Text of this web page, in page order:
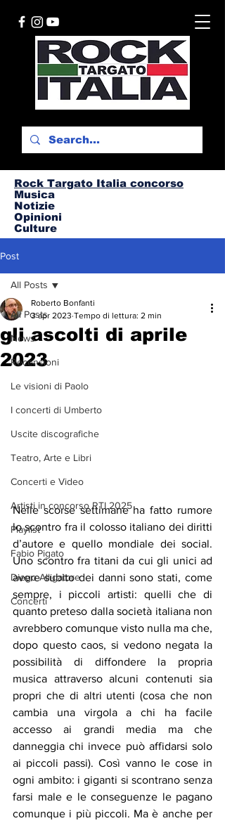
Rock Targato Italia concorso
Musica
Notizie
Opinioni
Culture
Post
All Posts
News
Recensioni
Le visioni di Paolo
I concerti di Umberto
Uscite discografiche
Teatro, Arte e Libri
Concerti e Video
Artisti in concorso RTI 2025
Playlist
Fabio Pigato
Diego Alligatore
Concerti
All Posts
gli ascolti di aprile
2023
Roberto Bonfanti
3 apr 2023 Tempo di lettura: 2 min
Nelle scorse settimane ha fatto rumore
lo scontro fra il colosso italiano dei diritti
d’autore e quello mondiale dei social.
Uno scontro fra titani da cui gli unici ad
avere subito dei danni sono stati, come
sempre, i piccoli artisti: quelli che di
quanto preteso dalla società italiana non
avrebbero comunque visto nulla ma che,
dopo questo caos, si vedono negata la
possibilità di diffondere la propria
musica attraverso alcuni contenuti sia
propri che di altri utenti (cosa che non
cambia una virgola a chi ha facile
accesso ai grandi media ma che
danneggia chi invece può affidarsi solo
ai piccoli passi). Così vanno le cose in
ogni ambito: i giganti si scontrano senza
farsi male e le conseguenze le pagano
comunque i più piccoli. Ma è anche per